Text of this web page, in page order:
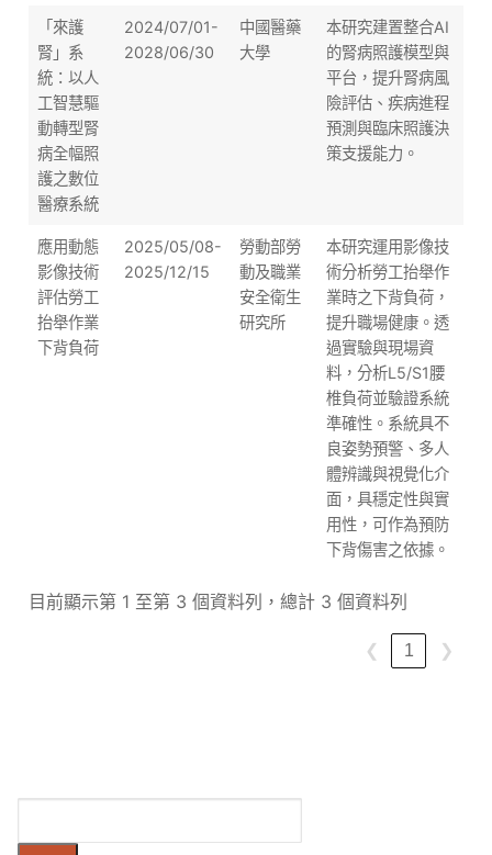
「來護
腎」系
統：以人
工智慧驅
動轉型腎
病全幅照
護之數位
醫療系統
2024/07/01-
2028/06/30
中國醫藥
大學
本研究建置整合AI
的腎病照護模型與
平台，提升腎病風
險評估、疾病進程
預測與臨床照護決
策支援能力。
應用動態
影像技術
評估勞工
抬舉作業
下背負荷
2025/05/08-
2025/12/15
勞動部勞
動及職業
安全衛生
研究所
本研究運用影像技
術分析勞工抬舉作
業時之下背負荷，
提升職場健康。透
過實驗與現場資
料，分析L5/S1腰
椎負荷並驗證系統
準確性。系統具不
良姿勢預警、多人
體辨識與視覺化介
面，具穩定性與實
用性，可作為預防
下背傷害之依據。
目前顯示第 1 至第 3 個資料列，總計 3 個資料列
❮ 1 ❯
尋